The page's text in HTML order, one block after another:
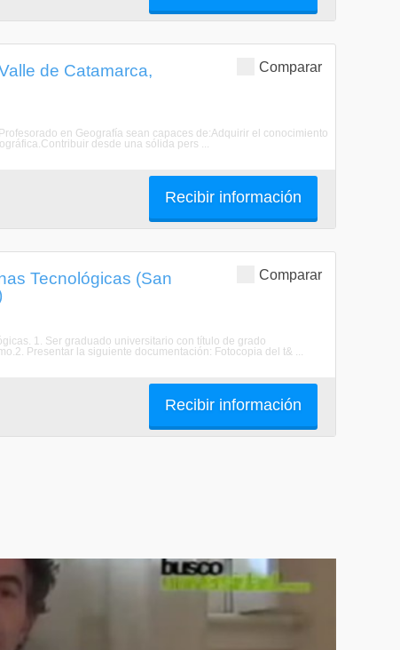
Comparar
de Catamarca,
en Geografía sean capaces de:Adquirir el conocimiento
desde una sólida pers ...
Recibir información
Comparar
Tecnológicas (San
1. Ser graduado universitario con título de grado
Presentar la siguiente documentación: Fotocopia del t& ...
Recibir información